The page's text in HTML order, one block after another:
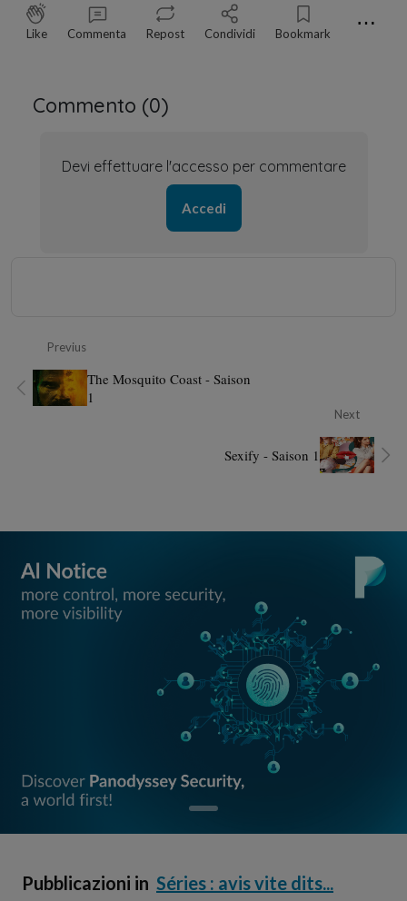
Like Commenta Repost Condividi Bookmark ⋯
Commento (0)
Devi effettuare l'accesso per commentare
Accedi
Previus
The Mosquito Coast - Saison
1
Next
Sexify - Saison 1
Pubblicazioni in Séries : avis vite dits...